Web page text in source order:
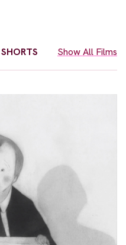
Show All Films